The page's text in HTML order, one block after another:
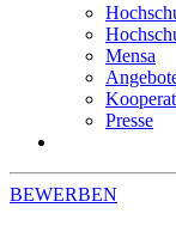
Mensa
Presse
BEWERBEN